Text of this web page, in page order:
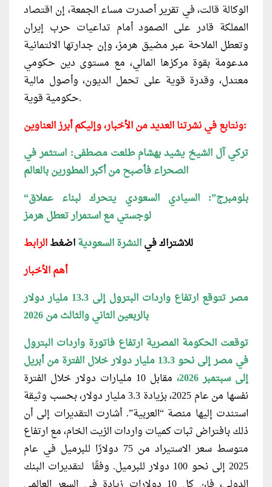
الوكالة قالت، في تقرير أصدرت مساء الجمعة، إن اقتصاد
المملكة قادر على الصمود أمام تداعيات حرب إيران
وتعطل الملاحة عبر مضيق هرمز، وإن جدارتها الائتمانية
مدعومة بقوة مركزها المالي، مع مستوى دين حكومي
معتدل، وقدرة قوية على تحمل الديون، وأصول مالية
حكومية قوية.
ونتابع في نشرتنا العديد من الأخبار، وإليكم أبرز العناوين:
تركي آل الشيخ يشيد بهشام طلعت مصطفى: استثمر في
الصحراء فأصبح من أكبر المطورين بالعالم
“بلومبرج”: السيادي السعودي يتحرك لبناء عملاق
لوجستي مع استمرار تعطل هرمز
للاشتراك فيالنشرة السعوديةاضغطالرابط
أهم الأخبار
مصر تتوقع ارتفاع واردات البترول إلى 13.3 مليار دولار
بالربعين الثاني والثالث من 2026
توقعت الحكومة المصرية ارتفاع فاتورة واردات البترول
في مصر إلى نحو 13.3 مليار دولار خلال الفترة من أبريل
إلى سبتمبر 2026،
مقابل 10 مليارات دولار خلال الفترة
نفسها من عام 2025، بزيادة 3.3 مليار دولار، بحسب وثيقة
استندت إليها منصة “العربية”. أشارت التقديرات إلى أن
ذلك بافتراض ثبات كميات واردات الزيت الخام، مع ارتفاع
متوسط سعر الاستيراد من 75 دولارًا للبرميل في عام
2025 إلى نحو 100 دولار للبرميل. وفقًا لتقديرات البنك